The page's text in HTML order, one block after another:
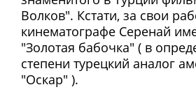
Волков". Кстати, за свои
кинематографе Серенай
"Золотая бабочка" ( в
степени турецкий аналог
"Оскар" ).